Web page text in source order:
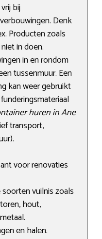
bij
Denk
Producten zoals
in doen.
in en rondom
tussenmuur. Een
kan weer gebruikt
huren in Ane
transport,
voor renovaties
vuilnis zoals
hout,
en halen.